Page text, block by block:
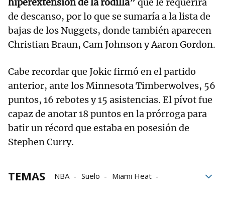
hiperextensión de la rodilla” que le requerirá
de descanso, por lo que se sumaría a la lista de
bajas de los Nuggets, donde también aparecen
Christian Braun, Cam Johnson y Aaron Gordon.
Cabe recordar que Jokic firmó en el partido
anterior, ante los Minnesota Timberwolves, 56
puntos, 16 rebotes y 15 asistencias. El pívot fue
capaz de anotar 18 puntos en la prórroga para
batir un récord que estaba en posesión de
Stephen Curry.
TEMAS NBA Suelo
Miami Heat